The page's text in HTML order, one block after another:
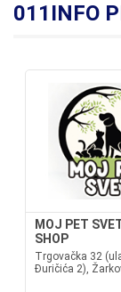
011INFO
MOJ PET
SHOP
Trgovačka 32
Đuričića 2),